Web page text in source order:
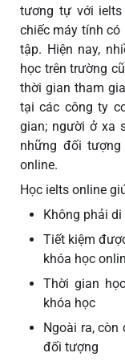
tương tự với ielts
chiếc máy tính có
tập. Hiện nay,
học trên trường
thời gian tham
tại các công ty
gian; người ở xa
những đối
online.
Học ielts online
Không phải
Tiết kiệm
khóa học
Thời gian
khóa học
Ngoài ra,
đối tượng